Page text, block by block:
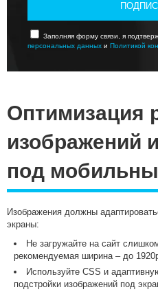
Заполняя форму связи, я
персональных данных и Политикой
Оптимизация
изображений
под
Изображения должны
экраны:
Не загружайте на сайт
рекомендуемая ширина – до
Используйте CSS и
подстройки изображений под